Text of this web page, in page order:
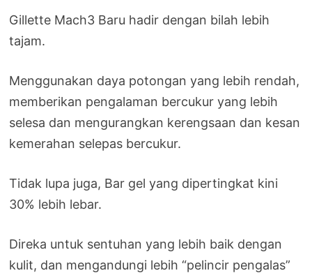
Gillette Mach3 Baru hadir dengan bilah lebih
tajam.
Menggunakan daya potongan yang lebih rendah,
memberikan pengalaman bercukur yang lebih
selesa dan mengurangkan kerengsaan dan kesan
kemerahan selepas bercukur.
Tidak lupa juga, Bar gel yang dipertingkat kini
30% lebih lebar.
Direka untuk sentuhan yang lebih baik dengan
kulit, dan mengandungi lebih “pelincir pengalas”